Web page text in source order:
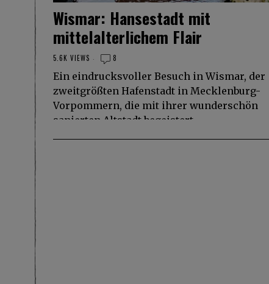
Wismar: Hansestadt mit
mittelalterlichem Flair
5.6K VIEWS 8
Ein eindrucksvoller Besuch in Wismar, der
zweitgrößten Hafenstadt in Mecklenburg-
Vorpommern, die mit ihrer wunderschön
sanierten Altstadt begeistert.